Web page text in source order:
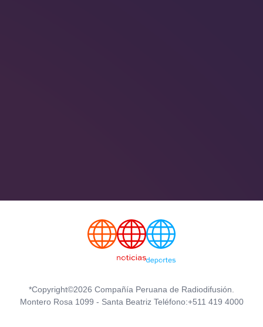
*Copyright©2026 Compañía Peruana de Radiodifusión.
Montero Rosa 1099 - Santa Beatriz Teléfono:+511 419 4000